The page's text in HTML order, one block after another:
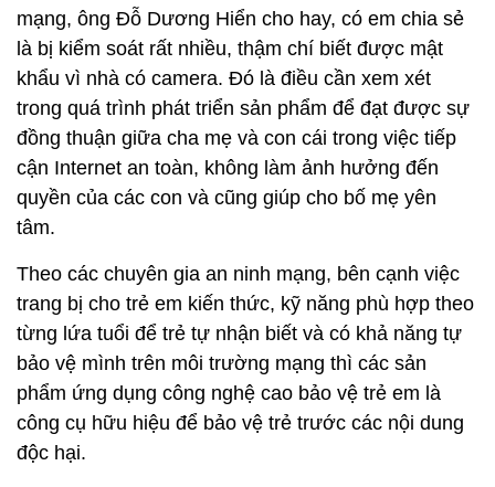
mạng, ông Đỗ Dương Hiển cho hay, có em chia sẻ
là bị kiểm soát rất nhiều, thậm chí biết được mật
khẩu vì nhà có camera. Đó là điều cần xem xét
trong quá trình phát triển sản phẩm để đạt được sự
đồng thuận giữa cha mẹ và con cái trong việc tiếp
cận Internet an toàn, không làm ảnh hưởng đến
quyền của các con và cũng giúp cho bố mẹ yên
tâm.
Theo các chuyên gia an ninh mạng, bên cạnh việc
trang bị cho trẻ em kiến thức, kỹ năng phù hợp theo
từng lứa tuổi để trẻ tự nhận biết và có khả năng tự
bảo vệ mình trên môi trường mạng thì các sản
phẩm ứng dụng công nghệ cao bảo vệ trẻ em là
công cụ hữu hiệu để bảo vệ trẻ trước các nội dung
độc hại.